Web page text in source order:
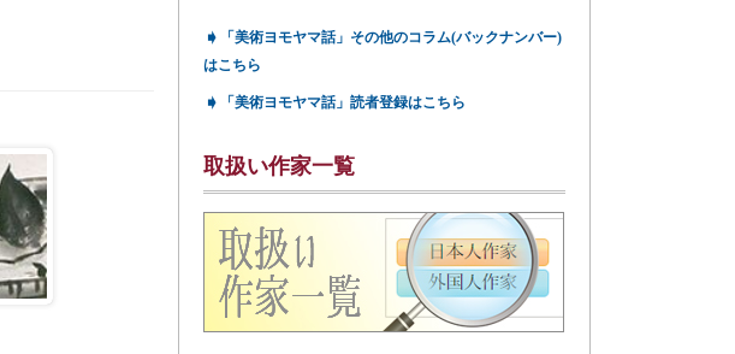
➧
「美術ヨモヤマ話」その他のコラム(バックナンバー)
はこちら
➧ 「美術ヨモヤマ話」読者登録はこちら
取扱い作家一覧